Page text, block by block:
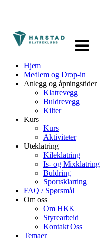
navigasjon
Hjem
Medlem og Drop-in
Anlegg og åpningstider
Klatrevegg
Buldrevegg
Kilter
Kurs
Kurs
Aktiviteter
Uteklatring
Kileklatring
Is- og Mixklatring
Buldring
Sportsklarting
FAQ / Spørsmål
Om oss
Om HKK
Styrearbeid
Kontakt Oss
Temaer